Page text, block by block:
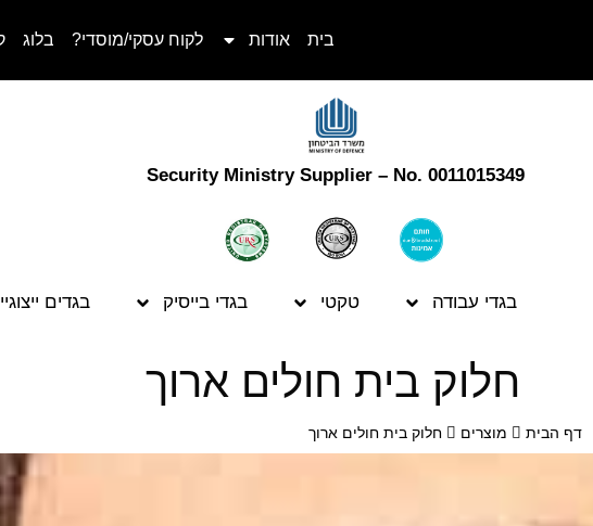
בית אודות לקוח עסקי/מוסדי? בלוג
Security Ministry Supplier – No. 0011015349
בגדי עבודה טקטי בגדי בייסיק בגדים
חלוק בית חולים ארוך
דף הבית מוצרים חלוק בית חולים ארוך